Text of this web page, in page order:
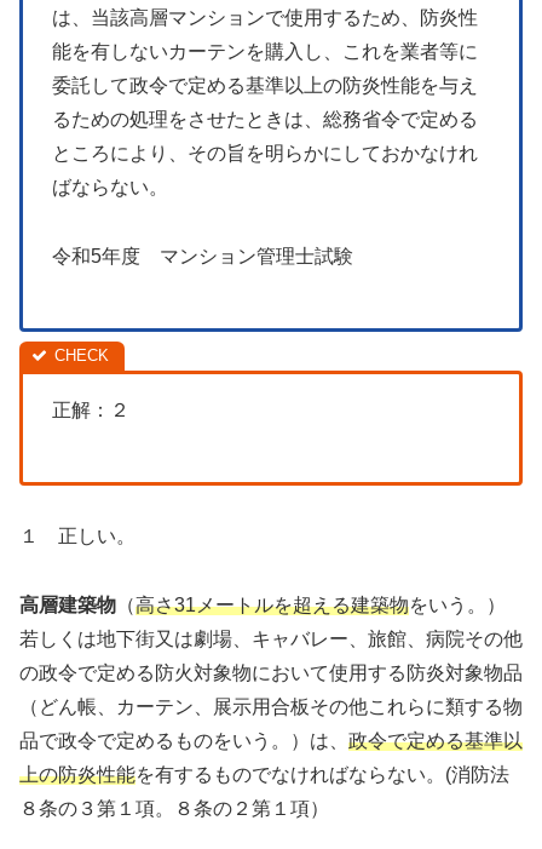
は、当該高層マンションで使用するため、防炎性
能を有しないカーテンを購入し、これを業者等に
委託して政令で定める基準以上の防炎性能を与え
るための処理をさせたときは、総務省令で定める
ところにより、その旨を明らかにしておかなけれ
ばならない。
令和5年度 マンション管理士試験
正解：２
１ 正しい。
高層建築物 （高さ31メートルを超える建築物をいう。）
若しくは地下街又は劇場、キャバレー、旅館、病院その他
の政令で定める防火対象物において使用する防炎対象物品
（どん帳、カーテン、展示用合板その他これらに類する物
品で政令で定めるものをいう。）は、 政令で定める基準以
上の防炎性能を有するものでなければならない。(消防法
８条の３第１項。８条の２第１項）